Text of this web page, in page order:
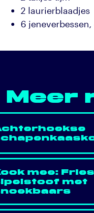
2 laurierblaadjes
6
Meer
mee:
met